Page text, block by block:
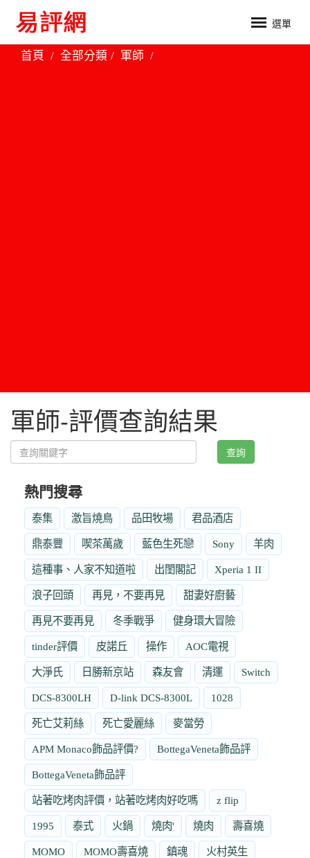
選單
首頁 全部分類 軍師
軍師-評價查詢結果
查詢
熱門搜尋
泰集 激旨燒鳥 品田牧場 君品酒店
鼎泰豐 喫茶萬歲 藍色生死戀 Sony 羊肉
這種事、人家不知道啦 出閨閣記 Xperia 1 II
浪子回頭 再見，不要再見 甜妻好廚藝
再見不要再見 冬季戰爭 健身環大冒險
tinder評價 皮諾丘 操作 AOC電視
大淨氏 日勝新京站 森友會 清運 Switch
DCS-8300LH D-link DCS-8300L 1028
死亡艾莉絲 死亡愛麗絲 麥當勞
APM Monaco飾品評價? BottegaVeneta飾品評
BottegaVeneta飾品評
站著吃烤肉評價，站著吃烤肉好吃嗎 z flip
1995 泰式 火鍋 燒肉' 燒肉 壽喜燒
MOMO MOMO壽喜燒 鎮魂 火村英生